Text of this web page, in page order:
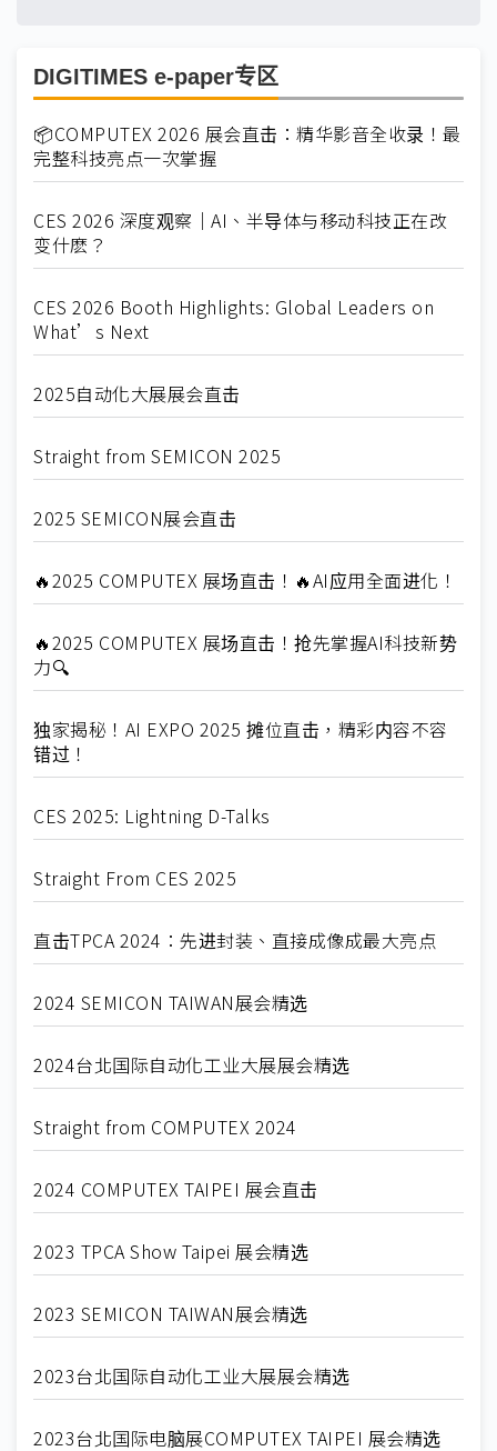
DIGITIMES e-paper专区
📦COMPUTEX 2026 展会直击：精华影音全收录！最
完整科技亮点一次掌握
CES 2026 深度观察｜AI、半导体与移动科技正在改
变什麽？
CES 2026 Booth Highlights: Global Leaders on
What’s Next
2025自动化大展展会直击
Straight from SEMICON 2025
2025 SEMICON展会直击
🔥2025 COMPUTEX 展场直击！🔥AI应用全面进化！
🔥2025 COMPUTEX 展场直击！抢先掌握AI科技新势
力🔍
独家揭秘！AI EXPO 2025 摊位直击，精彩内容不容
错过！
CES 2025: Lightning D-Talks
Straight From CES 2025
直击TPCA 2024：先进封装、直接成像成最大亮点
2024 SEMICON TAIWAN展会精选
2024台北国际自动化工业大展展会精选
Straight from COMPUTEX 2024
2024 COMPUTEX TAIPEI 展会直击
2023 TPCA Show Taipei 展会精选
2023 SEMICON TAIWAN展会精选
2023台北国际自动化工业大展展会精选
2023台北国际电脑展COMPUTEX TAIPEI 展会精选